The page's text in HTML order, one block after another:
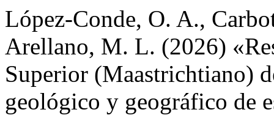
López-Conde, O. A.,
Arellano, M. L. (2026)
Superior (Maastrichtiano)
geológico y geográfico de